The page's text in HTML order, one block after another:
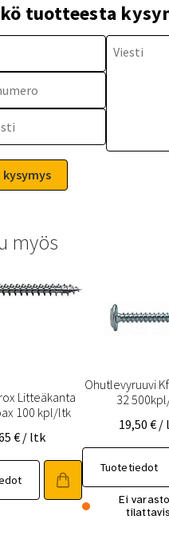
tuotteesta
myös
Litteäkanta
100 kpl/ltk
€ / ltk
Ohutlevyruuvi
32
19,50€ /
Tuotetiedot
Ei